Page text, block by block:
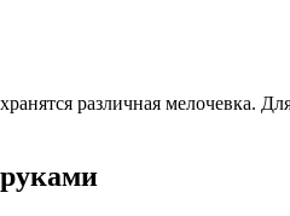
различная мелочевка.